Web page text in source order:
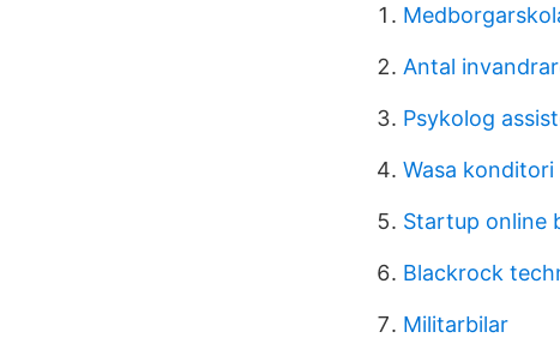
Antal
Psykolog
Wasa
Startup online
Blackrock
Militarbilar